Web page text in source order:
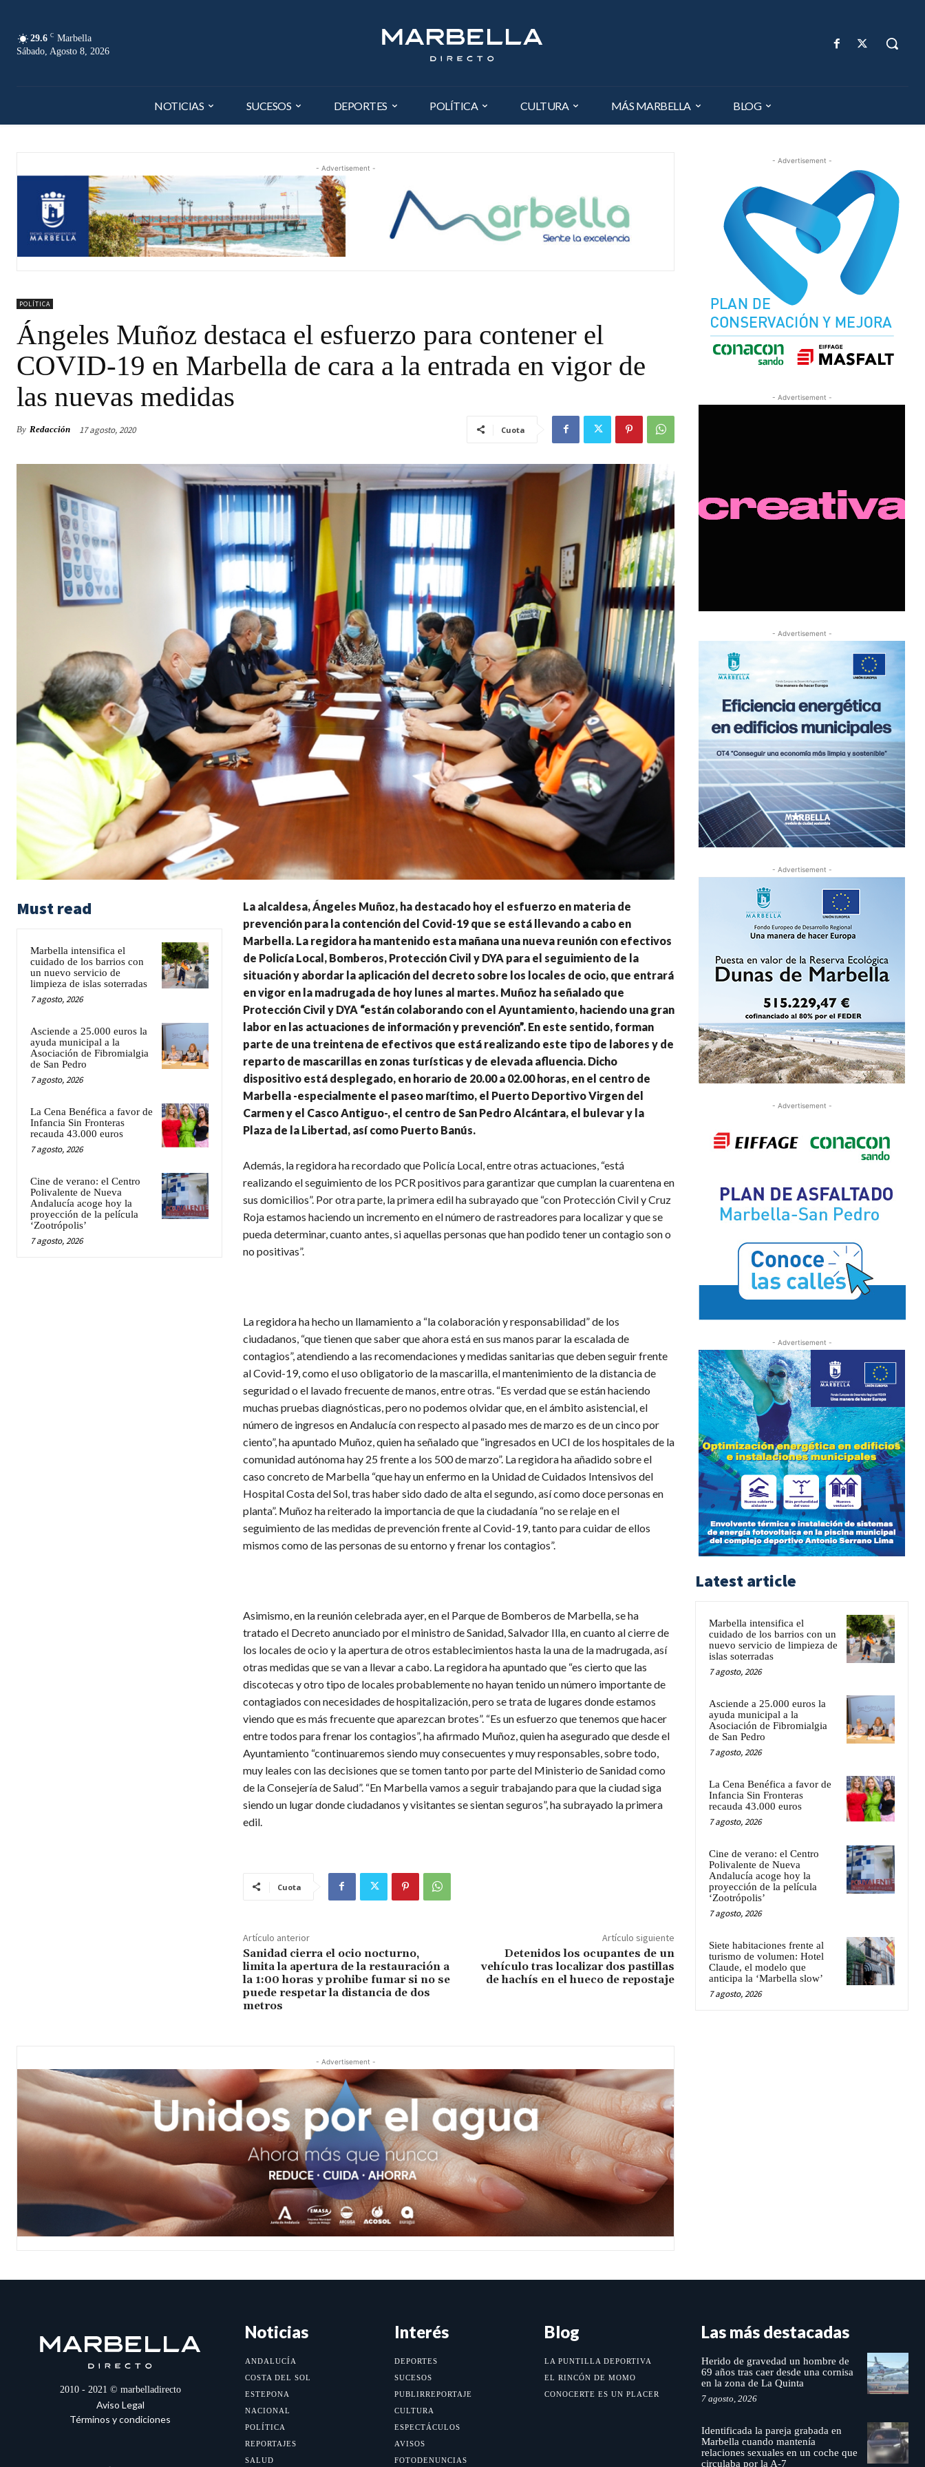
29.6 C Marbella
Sábado, Agosto 8, 2026
NOTICIAS SUCESOS DEPORTES POLÍTICA CULTURA MÁS MARBELLA BLOG
- Advertisement -
POLÍTICA
Ángeles Muñoz destaca el esfuerzo para contener el
COVID-19 en Marbella de cara a la entrada en vigor de
las nuevas medidas
By Redacción 17 agosto, 2020 Cuota
Must read
Marbella intensifica el
cuidado de los barrios con
un nuevo servicio de
limpieza de islas soterradas
7 agosto, 2026
Asciende a 25.000 euros la
ayuda municipal a la
Asociación de Fibromialgia
de San Pedro
7 agosto, 2026
La Cena Benéfica a favor de
Infancia Sin Fronteras
recauda 43.000 euros
7 agosto, 2026
Cine de verano: el Centro
Polivalente de Nueva
Andalucía acoge hoy la
proyección de la película
‘Zootrópolis’
7 agosto, 2026
La alcaldesa, Ángeles Muñoz, ha destacado hoy el esfuerzo en materia de
prevención para la contención del Covid-19 que se está llevando a cabo en
Marbella. La regidora ha mantenido esta mañana una nueva reunión con efectivos
de Policía Local, Bomberos, Protección Civil y DYA para el seguimiento de la
situación y abordar la aplicación del decreto sobre los locales de ocio, que entrará
en vigor en la madrugada de hoy lunes al martes. Muñoz ha señalado que
Protección Civil y DYA “están colaborando con el Ayuntamiento, haciendo una gran
labor en las actuaciones de información y prevención”. En este sentido, forman
parte de una treintena de efectivos que está realizando este tipo de labores y de
reparto de mascarillas en zonas turísticas y de elevada afluencia. Dicho
dispositivo está desplegado, en horario de 20.00 a 02.00 horas, en el centro de
Marbella -especialmente el paseo marítimo, el Puerto Deportivo Virgen del
Carmen y el Casco Antiguo-, el centro de San Pedro Alcántara, el bulevar y la
Plaza de la Libertad, así como Puerto Banús.
Además, la regidora ha recordado que Policía Local, entre otras actuaciones, “está
realizando el seguimiento de los PCR positivos para garantizar que cumplan la cuarentena en
sus domicilios”. Por otra parte, la primera edil ha subrayado que “con Protección Civil y Cruz
Roja estamos haciendo un incremento en el número de rastreadores para localizar y que se
pueda determinar, cuanto antes, si aquellas personas que han podido tener un contagio son o
no positivas”.
La regidora ha hecho un llamamiento a “la colaboración y responsabilidad” de los
ciudadanos, “que tienen que saber que ahora está en sus manos parar la escalada de
contagios”, atendiendo a las recomendaciones y medidas sanitarias que deben seguir frente
al Covid-19, como el uso obligatorio de la mascarilla, el mantenimiento de la distancia de
seguridad o el lavado frecuente de manos, entre otras. “Es verdad que se están haciendo
muchas pruebas diagnósticas, pero no podemos olvidar que, en el ámbito asistencial, el
número de ingresos en Andalucía con respecto al pasado mes de marzo es de un cinco por
ciento”, ha apuntado Muñoz, quien ha señalado que “ingresados en UCI de los hospitales de la
comunidad autónoma hay 25 frente a los 500 de marzo”. La regidora ha añadido sobre el
caso concreto de Marbella “que hay un enfermo en la Unidad de Cuidados Intensivos del
Hospital Costa del Sol, tras haber sido dado de alta el segundo, así como doce personas en
planta”. Muñoz ha reiterado la importancia de que la ciudadanía “no se relaje en el
seguimiento de las medidas de prevención frente al Covid-19, tanto para cuidar de ellos
mismos como de las personas de su entorno y frenar los contagios”.
Asimismo, en la reunión celebrada ayer, en el Parque de Bomberos de Marbella, se ha
tratado el Decreto anunciado por el ministro de Sanidad, Salvador Illa, en cuanto al cierre de
los locales de ocio y la apertura de otros establecimientos hasta la una de la madrugada, así
otras medidas que se van a llevar a cabo. La regidora ha apuntado que “es cierto que las
discotecas y otro tipo de locales probablemente no hayan tenido un número importante de
contagiados con necesidades de hospitalización, pero se trata de lugares donde estamos
viendo que es más frecuente que aparezcan brotes”. “Es un esfuerzo que tenemos que hacer
entre todos para frenar los contagios”, ha afirmado Muñoz, quien ha asegurado que desde el
Ayuntamiento “continuaremos siendo muy consecuentes y muy responsables, sobre todo,
muy leales con las decisiones que se tomen tanto por parte del Ministerio de Sanidad como
de la Consejería de Salud”. “En Marbella vamos a seguir trabajando para que la ciudad siga
siendo un lugar donde ciudadanos y visitantes se sientan seguros”, ha subrayado la primera
edil.
Cuota
Artículo anterior
Sanidad cierra el ocio nocturno,
limita la apertura de la restauración a
la 1:00 horas y prohibe fumar si no se
puede respetar la distancia de dos
metros
Artículo siguiente
Detenidos los ocupantes de un
vehículo tras localizar dos pastillas
de hachís en el hueco de repostaje
- Advertisement -
- Advertisement -
- Advertisement -
- Advertisement -
- Advertisement -
- Advertisement -
- Advertisement -
Latest article
Marbella intensifica el
cuidado de los barrios con un
nuevo servicio de limpieza de
islas soterradas
7 agosto, 2026
Asciende a 25.000 euros la
ayuda municipal a la
Asociación de Fibromialgia
de San Pedro
7 agosto, 2026
La Cena Benéfica a favor de
Infancia Sin Fronteras
recauda 43.000 euros
7 agosto, 2026
Cine de verano: el Centro
Polivalente de Nueva
Andalucía acoge hoy la
proyección de la película
‘Zootrópolis’
7 agosto, 2026
Siete habitaciones frente al
turismo de volumen: Hotel
Claude, el modelo que
anticipa la ‘Marbella slow’
7 agosto, 2026
2010 - 2021 © marbelladirecto
Aviso Legal
Términos y condiciones
Noticias
ANDALUCÍA
COSTA DEL SOL
ESTEPONA
NACIONAL
POLÍTICA
REPORTAJES
SALUD
Interés
DEPORTES
SUCESOS
PUBLIRREPORTAJE
CULTURA
ESPECTÁCULOS
AVISOS
FOTODENUNCIAS
Blog
LA PUNTILLA DEPORTIVA
EL RINCÓN DE MOMO
CONOCERTE ES UN PLACER
Las más destacadas
Herido de gravedad un hombre de
69 años tras caer desde una cornisa
en la zona de La Quinta
7 agosto, 2026
Identificada la pareja grabada en
Marbella cuando mantenía
relaciones sexuales en un coche que
circulaba por la A-7